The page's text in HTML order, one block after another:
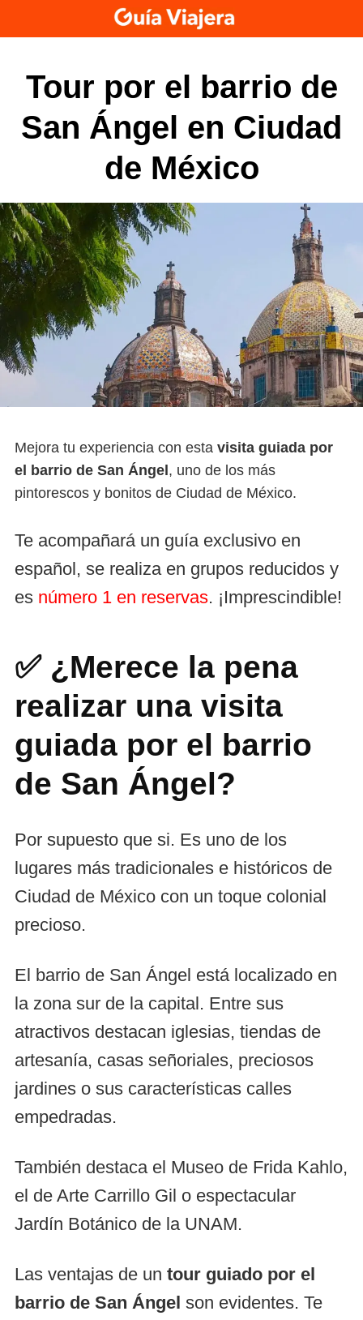
to
contentTour por el barrio de
San Ángel en Ciudad
de México
Mejora tu experiencia con esta visita guiada por
el barrio de San Ángel , uno de los más
pintorescos y bonitos de Ciudad de México.
Te acompañará un guía exclusivo en
español, se realiza en grupos reducidos y
es número 1 en reservas. ¡Imprescindible!
✅ ¿Merece la pena
realizar una visita
guiada por el barrio
de San Ángel?
Por supuesto que si. Es uno de los
lugares más tradicionales e históricos de
Ciudad de México con un toque colonial
precioso.
El barrio de San Ángel está localizado en
la zona sur de la capital. Entre sus
atractivos destacan iglesias, tiendas de
artesanía, casas señoriales, preciosos
jardines o sus características calles
empedradas.
También destaca el Museo de Frida Kahlo,
el de Arte Carrillo Gil o espectacular
Jardín Botánico de la UNAM.
Las ventajas de un tour guiado por el
barrio de San Ángel son evidentes. Te